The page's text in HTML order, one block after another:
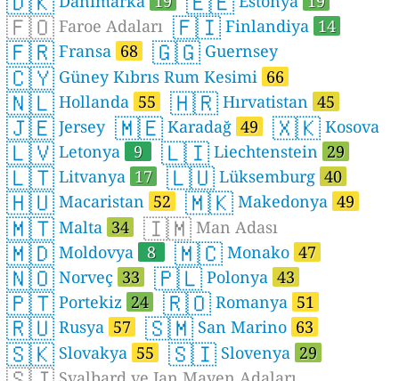
🇫🇴 Faroe Adaları 🇫🇮 Finlandiya 14
🇫🇷 Fransa 68 🇬🇬 Guernsey
🇨🇾 Güney Kıbrıs Rum Kesimi 66
🇳🇱 Hollanda 55 🇭🇷 Hırvatistan 45
🇯🇪 Jersey 🇲🇪 Karadağ 49 🇽🇰 Kosova
🇱🇻 Letonya 9 🇱🇮 Liechtenstein 29
🇱🇹 Litvanya 17 🇱🇺 Lüksemburg 40
🇭🇺 Macaristan 52 🇲🇰 Makedonya 49
🇲🇹 Malta 34 🇮🇲 Man Adası
🇲🇩 Moldovya 8 🇲🇨 Monako 47
🇳🇴 Norveç 33 🇵🇱 Polonya 43
🇵🇹 Portekiz 24 🇷🇴 Romanya 51
🇷🇺 Rusya 57 🇸🇲 San Marino 63
🇸🇰 Slovakya 55 🇸🇮 Slovenya 29